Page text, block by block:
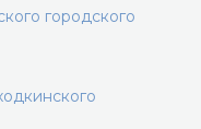
городского